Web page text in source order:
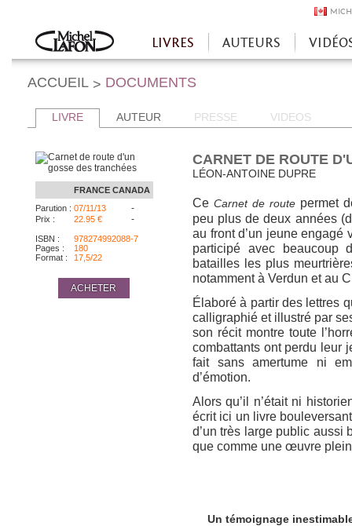
Accueil
LIVRES AUTEURS
ACCUEIL > DOCUMENTS
LIVRE AUTEUR PRESSE VIDEOS
FRANCE CANADA
Parution : 07/11/13 -
Prix : 22.95 € -
ISBN :
978274992088-7
Pages :
180
Format :
17,5/22
ACHETER
CARNET DE ROUTE
LÉON-ANTOINE DUPRE
Ce Carnet de routepermet
peu plus de deux années
au front d’un jeune engagé
participé avec beaucoup
batailles les plus
notamment à Verdun et au
Élaboré à partir des lettres
calligraphié et illustré par
son récit montre toute
combattants ont perdu leur
fait sans amertume ni
d’émotion.
Alors qu’il n’était ni
écrit ici un livre
d’un très large public aussi
que comme une œuvre
Un témoignage